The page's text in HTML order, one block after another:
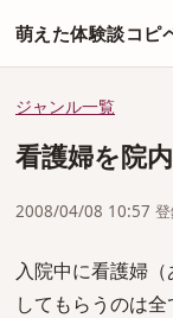
萌えた体験談コピ
ジャンル一覧
看護婦を院
2008/04/08 10:57 登
入院中に看護婦
してもらうのは全